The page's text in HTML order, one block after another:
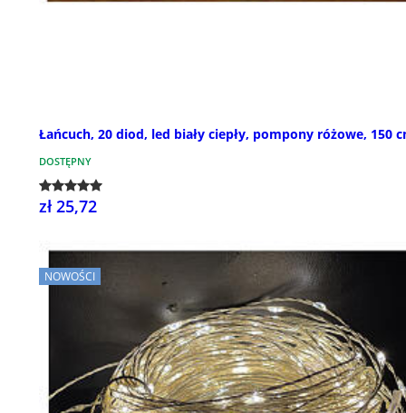
Łańcuch, 20 diod, led biały ciepły, pompony różowe, 150
DOSTĘPNY
zł 25,72
NOWOŚCI